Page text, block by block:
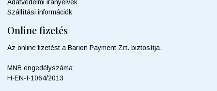
Adatvédelmi irányelvek
Szállítási információk
Online fizetés
Az online fizetést a Barion Payment Zrt. biztosítja.
MNB engedélyszáma:
H-EN-I-1064/2013